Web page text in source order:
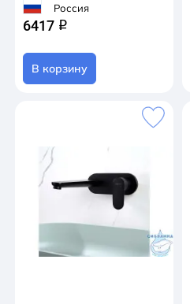
Россия
6417 q
В корзину